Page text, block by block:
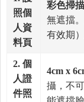
照個
人資
料頁
彩色掃
無遮擋
有效期
2. 個
人證
件照
4cm x
攝，不